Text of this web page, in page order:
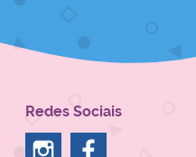
Redes Sociais